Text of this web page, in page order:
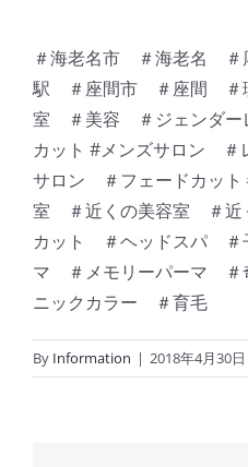
＃海老名市 ＃海老名
駅 ＃座間市 ＃座間 ＃
室 ＃美容 ＃ジェンダー
カット #メンズサロン
サロン ＃フェードカッ
室 ＃近くの美容室 ＃近
カット ＃ヘッドスパ ＃
マ ＃メモリーパーマ ＃
ニックカラー ＃育毛
By Information | 2018年4月30日